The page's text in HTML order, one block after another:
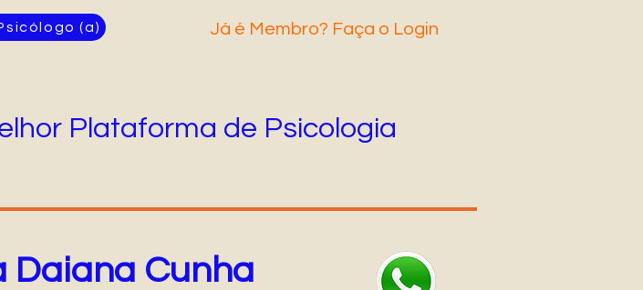
(a) Já é Membro? Faça o Login
Plataforma de Psicologia
Daiana Cunha